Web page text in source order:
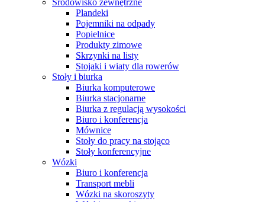
Plandeki
Pojemniki na odpady
Popielnice
Produkty zimowe
Skrzynki na listy
Stojaki i wiaty dla rowerów
Stoły i biurka
Biurka komputerowe
Biurka stacjonarne
Biurka z regulacją wysokości
Biuro i konferencja
Mównice
Stoły do pracy na stojąco
Stoły konferencyjne
Wózki
Biuro i konferencja
Transport mebli
Wózki na skoroszyty